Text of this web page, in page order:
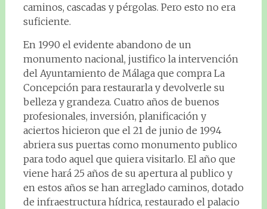
caminos, cascadas y pérgolas. Pero esto no era
suficiente.
En 1990 el evidente abandono de un
monumento nacional, justifico la intervención
del Ayuntamiento de Málaga que compra La
Concepción para restaurarla y devolverle su
belleza y grandeza. Cuatro años de buenos
profesionales, inversión, planificación y
aciertos hicieron que el 21 de junio de 1994
abriera sus puertas como monumento publico
para todo aquel que quiera visitarlo. El año que
viene hará 25 años de su apertura al publico y
en estos años se han arreglado caminos, dotado
de infraestructura hídrica, restaurado el palacio